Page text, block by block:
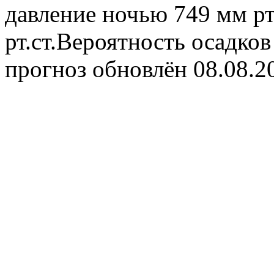
давление ночью 749 мм
рт.ст.Вероятность
прогноз обновлён